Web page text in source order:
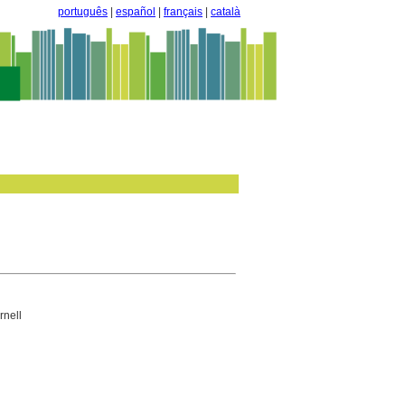
português español français català